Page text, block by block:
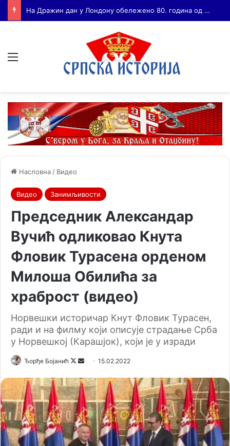
Бојанић: ВОЈА ТАНКОСИЋ – ЧОВЕК КОГА СУ СЕ ПЛАШИЛИ И ЖИВОГ И МРТВОГ, а нема ни споненик
Насловна / Видео
Видео Занимљивости
Председник Александар
Вучић одликовао Кнута
Фловик Турасена орденом
Милоша Обилића за
храброст (видео)
Норвешки историчар Кнут Фловик Турасен,
ради и на филму који описује страдање Срба
у Норвешкој (Карашјок), који је у изради
Ђорђе Бојанић
F
l
l
o
w
o
n
d
a
n
e
15.02.2022